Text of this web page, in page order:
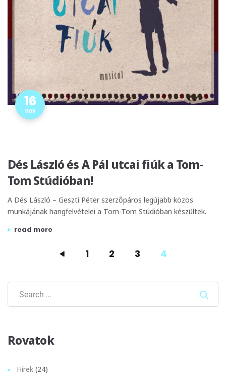
16
nov
Dés László és A Pál utcai fiúk a Tom-
Tom Stúdióban!
A Dés László – Geszti Péter szerzőpáros legújabb közös
munkájának hangfelvételei a Tom-Tom Stúdióban készültek.
read more
„dés lászló és a pál utcai fiúk a tom-tom stúdióban!”
1 2 3 4
Rovatok
Hírek (24)